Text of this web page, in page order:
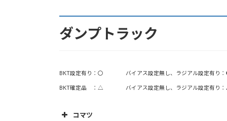
アーキュレートダンプ
グレーダ
スキッドステア
坑内ローダ
タイヤローラ・コンバインドローラ
ダンプトラック
BKT設定有り：〇 バイアス設定無し、ラジアル設定有り
BKT確定品 ：△ バイアス設定無し、ラジアル設定有り
コマツ